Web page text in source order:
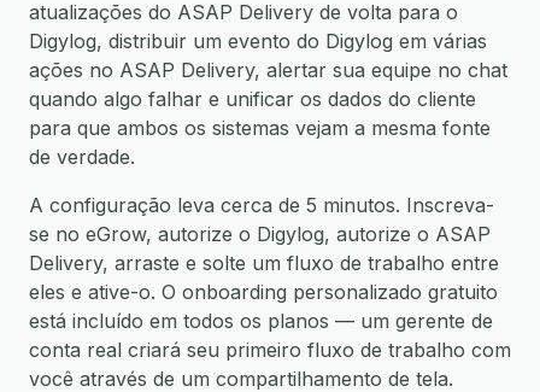
atualizações do ASAP Delivery de volta para o
Digylog, distribuir um evento do Digylog em várias
ações no ASAP Delivery, alertar sua equipe no chat
quando algo falhar e unificar os dados do cliente
para que ambos os sistemas vejam a mesma fonte
de verdade.
A configuração leva cerca de 5 minutos. Inscreva-
se no eGrow, autorize o Digylog, autorize o ASAP
Delivery, arraste e solte um fluxo de trabalho entre
eles e ative-o. O onboarding personalizado gratuito
está incluído em todos os planos — um gerente de
conta real criará seu primeiro fluxo de trabalho com
você através de um compartilhamento de tela.